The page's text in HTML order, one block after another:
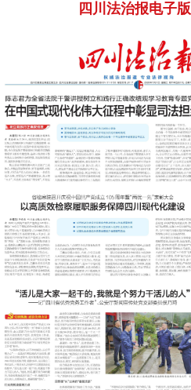
四川法治报电子版